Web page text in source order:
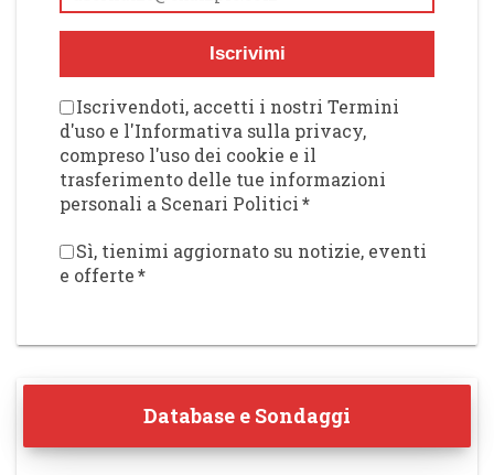
Iscrivimi
Iscrivendoti, accetti i nostri Termini
d'uso e l'Informativa sulla privacy,
compreso l'uso dei cookie e il
trasferimento delle tue informazioni
personali a Scenari Politici*
Sì, tienimi aggiornato su notizie, eventi
e offerte*
Database e Sondaggi